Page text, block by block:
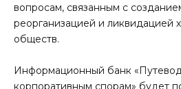
вопросам, связанным с
реорганизацией и ликвидацией
обществ.
Информационный банк
корпоративным спорам» будет